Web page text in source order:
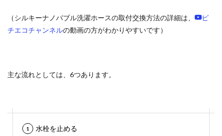
（シルキーナノバブル洗濯ホースの取付交換方法の詳細は、
ピ
チエコチャンネルの動画の方がわかりやすいです）
主な流れとしては、6つあります。
水栓を止める